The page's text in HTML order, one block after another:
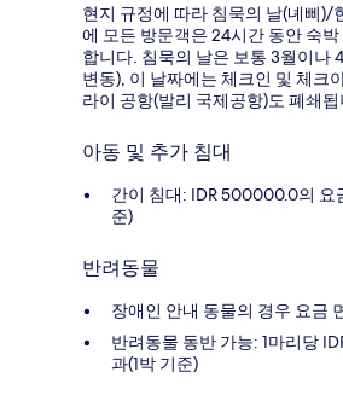
현지 규정에 따라 침묵의 날(녜삐)/
에 모든 방문객은 24시간 동안 숙
합니다. 침묵의 날은 보통 3월이나
변동), 이 날짜에는 체크인 및 체크
라이 공항(발리 국제공항)도 폐쇄
아동 및 추가 침대
간이 침대: IDR 500000.0의 요
준)
반려동물
장애인 안내 동물의 경우 요금
반려동물 동반 가능: 1마리당
과(1박 기준)